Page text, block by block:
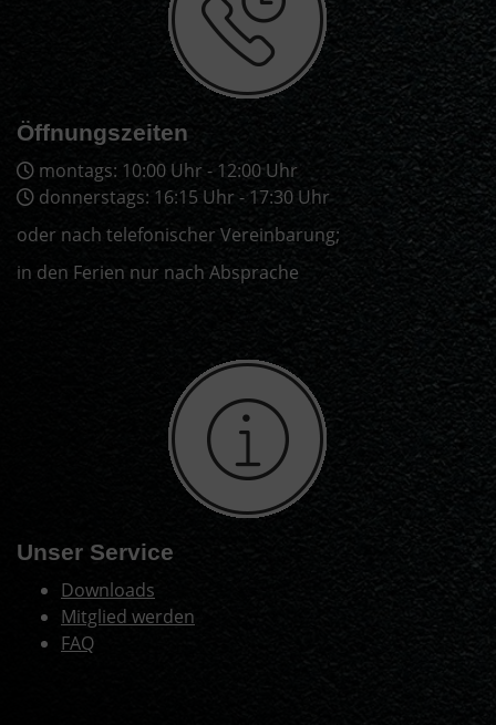
Öffnungszeiten
montags: 10:00 Uhr - 12:00 Uhr
donnerstags: 16:15 Uhr - 17:30 Uhr
oder nach telefonischer Vereinbarung;
in den Ferien nur nach Absprache
Unser Service
Downloads
Mitglied werden
FAQ